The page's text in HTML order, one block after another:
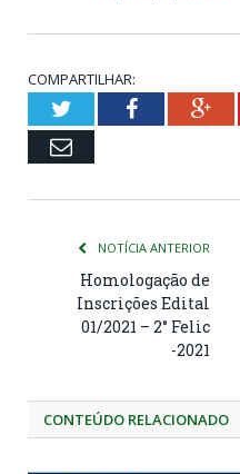
COMPARTILHAR:
TwitterFacebook
Email
NOTÍCIA ANTERIOR
Homologação de
Inscrições Edital
01/2021 – 2° Felic
-2021
CONTEÚDO RELACIONADO